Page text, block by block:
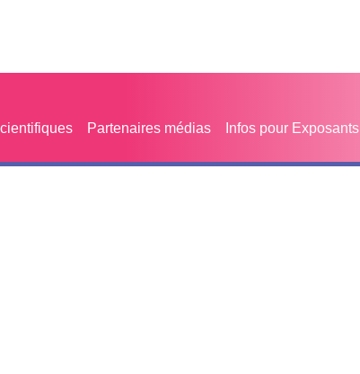
Partenaires médias Infos pour Exposants